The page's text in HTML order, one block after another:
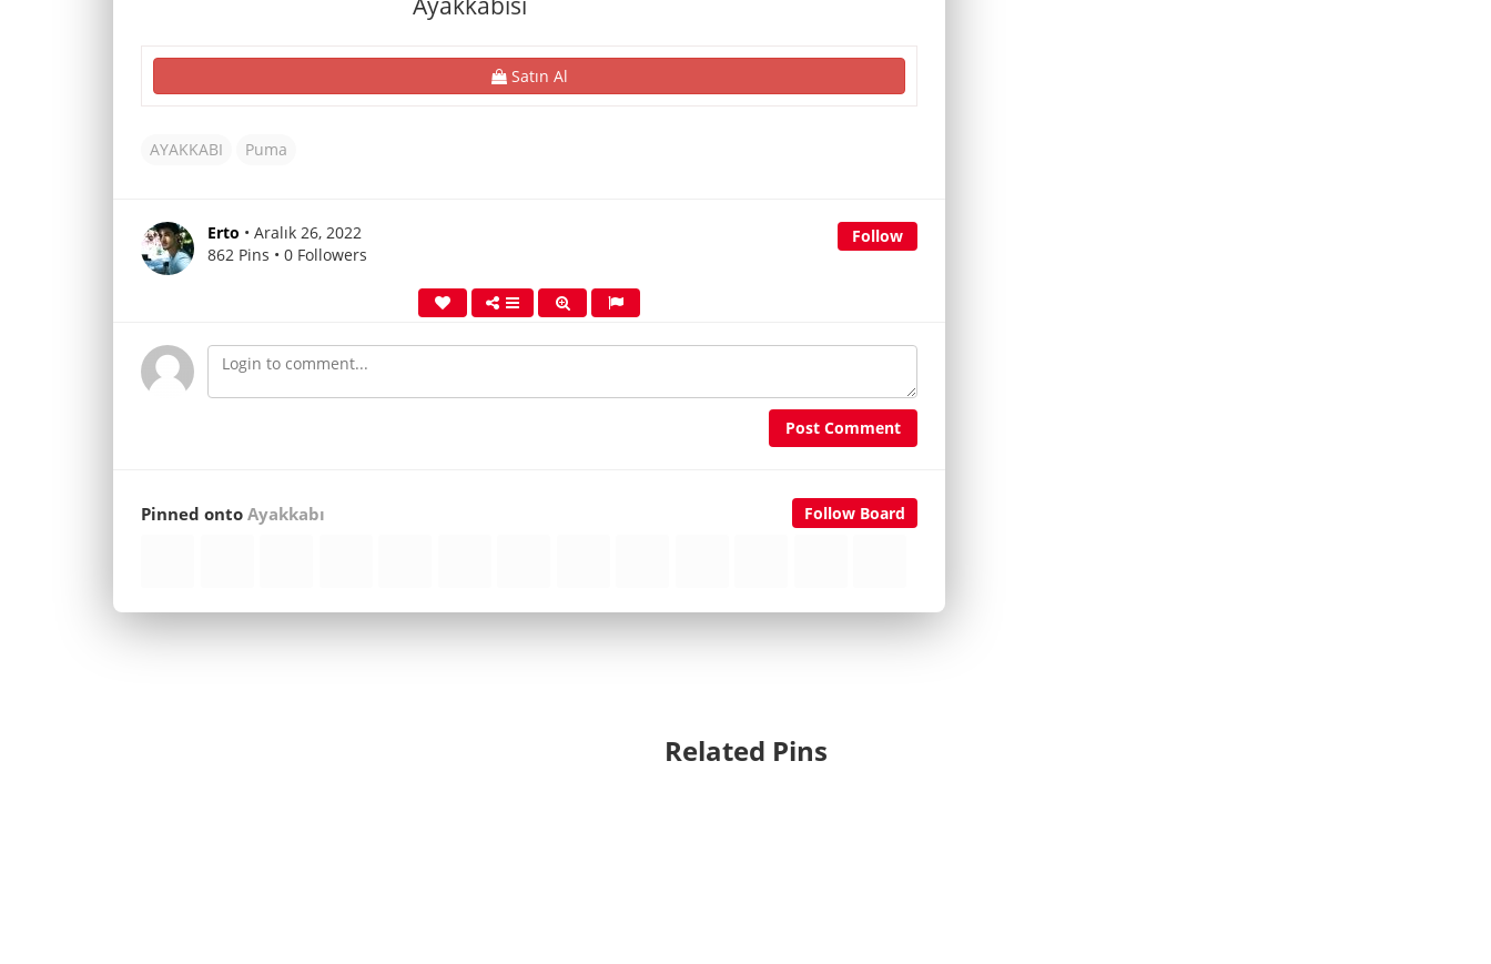
Satın Al
AYAKKABI Puma
Follow
Erto • Aralık 26, 2022
862 Pins • 0 Followers
Post Comment
Follow Board
Pinned ontoAyakkabı
Related Pins